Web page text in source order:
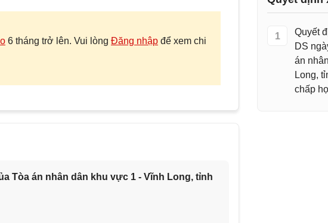
6 tháng trở lên. Vui lòng Đăng nhập để xem chi
Tòa án nhân dân khu vực 1 - Vĩnh Long, tỉnh
1
Quyết
DS
án
Long,
chấp